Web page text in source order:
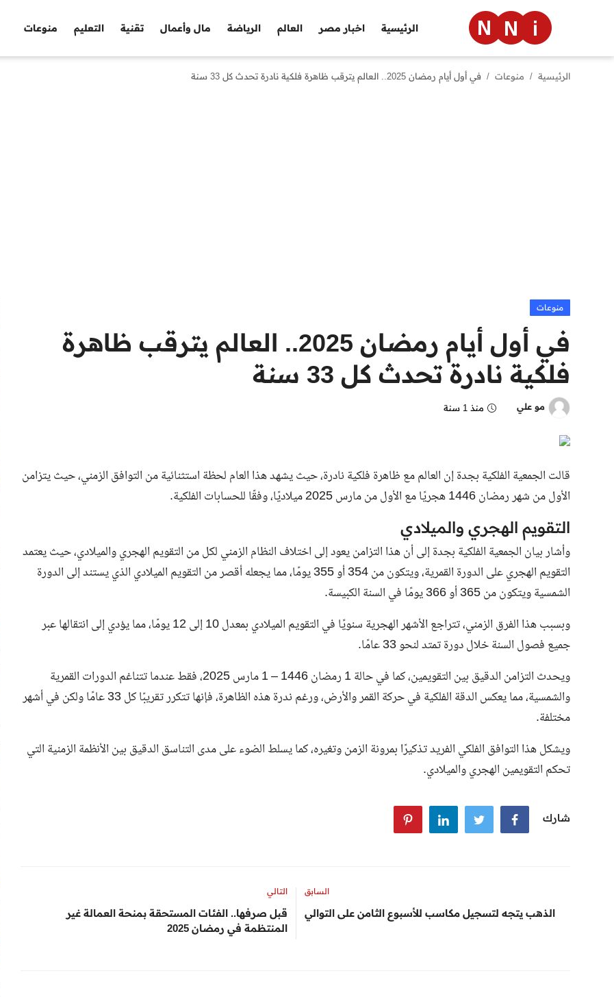
الرئيسية اخبار مصر العالم الرياضة مال وأعمال تقنية التعليم منوعات
منوعات
الرئيسية منوعات في أول أيام رمضان 2025.. العالم يترقب ظاهرة فلكية نادرة تحدث كل 33 سنة
منوعات
في أول أيام رمضان 2025.. العالم يترقب ظاهرة
فلكية نادرة تحدث كل 33 سنة
مو علي منذ 1 سنة
قالت الجمعية الفلكية بجدة إن العالم مع ظاهرة فلكية نادرة، حيث يشهد هذا العام لحظة استثنائية من التوافق الزمني، حيث يتزامن
الأول من شهر رمضان 1446 هجريًا مع الأول من مارس 2025 ميلاديًا، وفقًا للحسابات الفلكية.
التقويم الهجري والميلادي
وأشار بيان الجمعية الفلكية بجدة إلى أن هذا التزامن يعود إلى اختلاف النظام الزمني لكل من التقويم الهجري والميلادي، حيث يعتمد
التقويم الهجري على الدورة القمرية، ويتكون من 354 أو 355 يومًا، مما يجعله أقصر من التقويم الميلادي الذي يستند إلى الدورة
الشمسية ويتكون من 365 أو 366 يومًا في السنة الكبيسة.
وبسبب هذا الفرق الزمني، تتراجع الأشهر الهجرية سنويًا في التقويم الميلادي بمعدل 10 إلى 12 يومًا، مما يؤدي إلى انتقالها عبر
جميع فصول السنة خلال دورة تمتد لنحو 33 عامًا.
ويحدث التزامن الدقيق بين التقويمين، كما في حالة 1 رمضان 1446 – 1 مارس 2025، فقط عندما تتناغم الدورات القمرية
والشمسية، مما يعكس الدقة الفلكية في حركة القمر والأرض، ورغم ندرة هذه الظاهرة، فإنها تتكرر تقريبًا كل 33 عامًا ولكن في أشهر
مختلفة.
ويشكل هذا التوافق الفلكي الفريد تذكيرًا بمرونة الزمن وتغيره، كما يسلط الضوء على مدى التناسق الدقيق بين الأنظمة الزمنية التي
تحكم التقويمين الهجري والميلادي.
شارك
السابق
الذهب يتجه لتسجيل مكاسب للأسبوع الثامن على التوالي
التالي
قبل صرفها.. الفئات المستحقة بمنحة العمالة غير
المنتظمة في رمضان 2025